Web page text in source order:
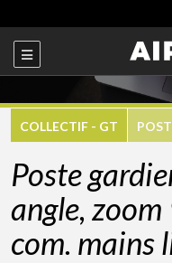
COLLECTIF - GT
Poste
angle, zoom
com. mains